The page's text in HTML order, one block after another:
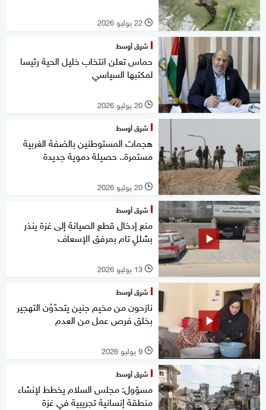
l 22 يوليو 2026
شرق أوسط
حماس تعلن انتخاب خليل الحية رئيسا
لمكتبها السياسي
l 20 يوليو 2026
شرق أوسط
هجمات المستوطنين بالضفة الغربية
مستمرة.. حصيلة دموية جديدة
l 20 يوليو 2026
شرق أوسط
منع إدخال قطع الصيانة إلى غزة ينذر
بشللٍ تام بمرفق الإسعاف
l 13 يوليو 2026
شرق أوسط
نازحون من مخيم جنين يتحدّوْن التهجير
بخلق فرص عمل من العدم
l 9 يوليو 2026
شرق أوسط
مسؤول: مجلس السلام يخطط لإنشاء
منطقة إنسانية تجريبية في غزة